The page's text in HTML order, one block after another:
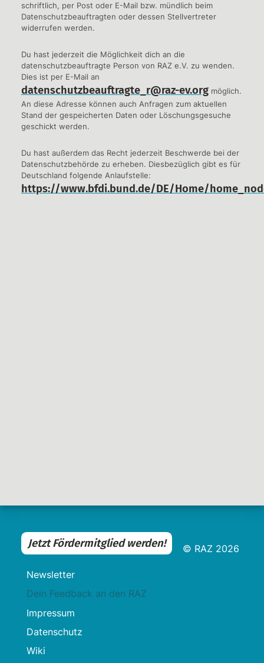
schriftlich, per Post oder E-Mail bzw. mündlich beim
Datenschutzbeauftragten oder dessen Stellvertreter
widerrufen werden.
Du hast jederzeit die Möglichkeit dich an die
datenschutzbeauftragte Person von RAZ e.V. zu wenden.
Dies ist per E-Mail an
datenschutzbeauftragte_r@raz-ev.orgmöglich.
An diese Adresse können auch Anfragen zum aktuellen
Stand der gespeicherten Daten oder Löschungsgesuche
geschickt werden.
Du hast außerdem das Recht jederzeit Beschwerde bei der
Datenschutzbehörde zu erheben. Diesbezüglich gibt es für
Deutschland folgende Anlaufstelle:
https://www.bfdi.bund.de/DE/Home/
Jetzt Fördermitglied werden! © RAZ 2026
Newsletter
Dein Feedback an den RAZ
Impressum
Datenschutz
Wiki